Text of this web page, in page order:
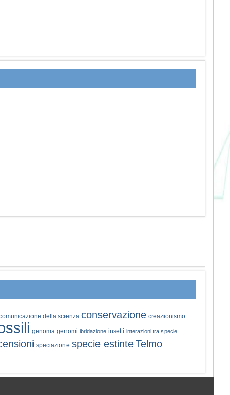
della scienza conservazione creazionismo
genoma genomi ibridazione insetti interazioni tra specie
speciazione specie estinteTelmo